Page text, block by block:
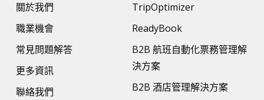
關於我們
職業機會
常見問題解答
更多資訊
聯絡我們
TripOptimizer
ReadyBook
B2B 航班自動化票務管理解
決方案
B2B 酒店管理解決方案